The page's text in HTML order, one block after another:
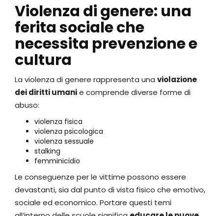
Violenza di genere: una
ferita sociale che
necessita prevenzione e
cultura
La violenza di genere rappresenta una violazione
dei diritti umanie comprende diverse forme di
abuso:
violenza fisica
violenza psicologica
violenza sessuale
stalking
femminicidio
Le conseguenze per le vittime possono essere
devastanti, sia dal punto di vista fisico che emotivo,
sociale ed economico. Portare questi temi